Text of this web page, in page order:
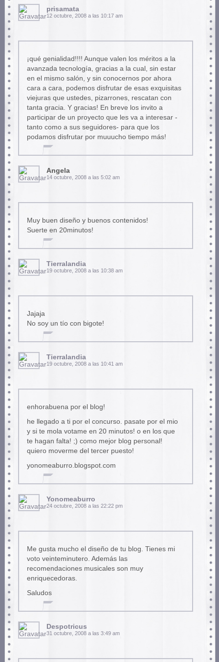
prisamata
12 octubre, 2008 a las 10:17 am
¡qué genialidad!!!! Aunque valen los méritos a la
avanzada tecnología, gracias a la cual, sin estar
en el mismo salón, y sin conocernos por ahora
cara a cara, podemos disfrutar de esas exquisitas
viejuras que ustedes, pizarrones, rescatan con
tanta gracia. Y gracias! En breve los invito a
participar de un proyecto que les va a interesar -
tanto como a sus seguidores- para que los
podamos disfrutar por muuucho tiempo más!
Angela
14 octubre, 2008 a las 5:02 am
Muy buen diseño y buenos contenidos!
Suerte en 20minutos!
Tierralandia
19 octubre, 2008 a las 10:38 am
Jajaja
No soy un tío con bigote!
Tierralandia
19 octubre, 2008 a las 10:41 am
enhorabuena por el blog!
he llegado a ti por el concurso. pasate por el mio
y si te mola votame en 20 minutos! o en los que
te hagan falta! ;) como mejor blog personal!
quiero moverme del tercer puesto!
yonomeaburro.blogspot.com
Yonomeaburro
24 octubre, 2008 a las 22:22 pm
Me gusta mucho el diseño de tu blog. Tienes mi
voto veinteminutero. Además las
recomendaciones musicales son muy
enriquecedoras.
Saludos
Despotricus
31 octubre, 2008 a las 3:49 am